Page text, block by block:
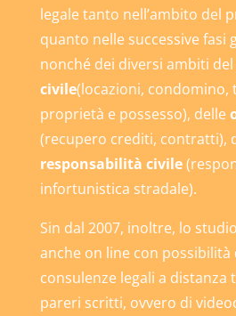
legale tanto nell’ambito del
quanto nelle successive fasi
nonché dei diversi ambiti del
civile(locazioni, condomino,
proprietà e possesso), delle
(recupero crediti, contratti),
responsabilità civile
infortunistica stradale).
Sin dal 2007, inoltre, lo
anche on line con
consulenze legali a distanza
pareri scritti, ovvero di